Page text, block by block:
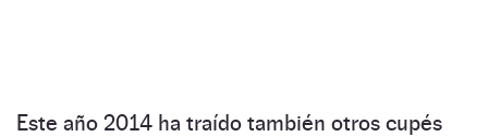
Este año 2014 ha traído también otros cupés